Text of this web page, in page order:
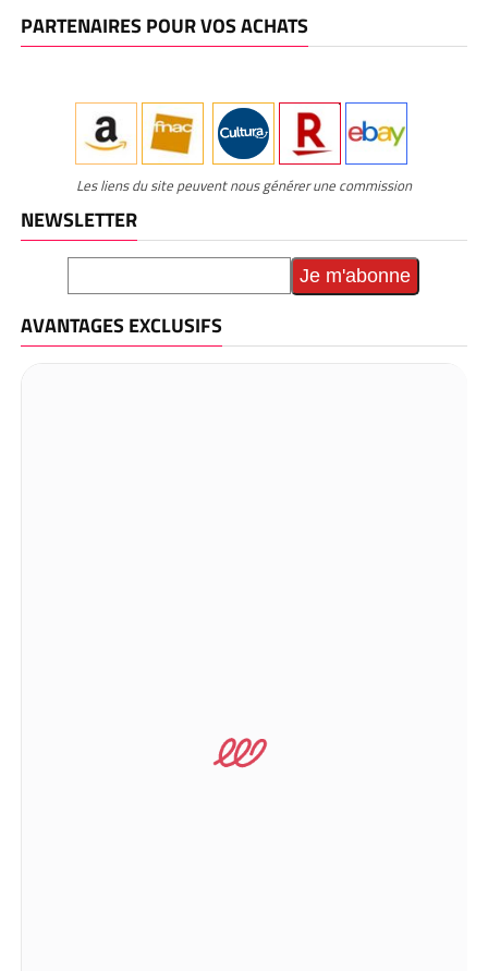
PARTENAIRES POUR VOS ACHATS
Les liens du site peuvent nous générer une commission
NEWSLETTER
AVANTAGES EXCLUSIFS